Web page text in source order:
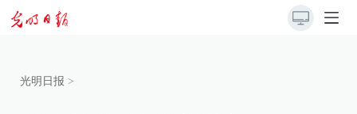
光明日报 >